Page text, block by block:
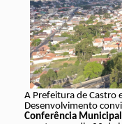
A Prefeitura de Castro
Desenvolvimento
Conferência